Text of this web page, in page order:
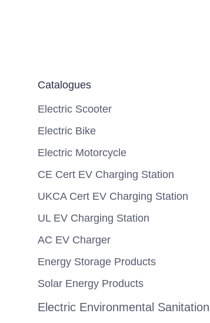
Catalogues
Electric Scooter
Electric Bike
Electric Motorcycle
CE Cert EV Charging Station
UKCA Cert EV Charging Station
UL EV Charging Station
AC EV Charger
Energy Storage Products
Solar Energy Products
Electric Environmental Sanitation